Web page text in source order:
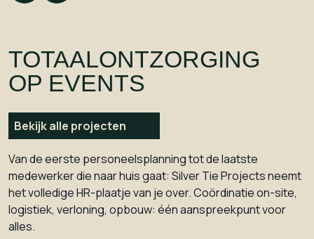
TOTAALONTZORGING
OP EVENTS
Bekijk alle projecten
Van de eerste personeelsplanning tot de laatste
medewerker die naar huis gaat: Silver Tie Projects neemt
het volledige HR-plaatje van je over. Coördinatie on-site,
logistiek, verloning, opbouw: één aanspreekpunt voor
alles.